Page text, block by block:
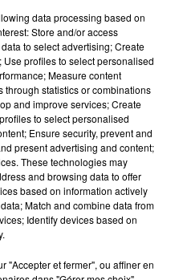
Charlie et Jennifer
Ils se sont tournés
à Lamotte-Beuvron(Loir-
de marcher avec une
machines s’est porté sur
assez ludique et
qui évitent la
pas pour un tambour
mais en fonction de la
».
data processing based on
Store and/or access
to select advertising; Create
profiles to select personalised
Measure content
statistics or combinations
and improve services; Create
to select personalised
Ensure security, prevent and
present advertising and content;
These technologies may
and browsing data to offer
based on information actively
Match and combine data from
Identify devices based on
"Accepter et fermer", ou affiner en